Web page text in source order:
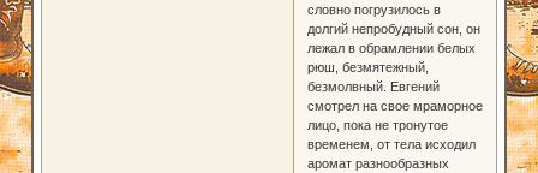
словно погрузилось в
долгий непробудный сон, он
лежал в обрамлении белых
рюш, безмятежный,
безмолвный. Евгений
смотрел на свое мраморное
лицо, пока не тронутое
временем, от тела исходил
аромат разнообразных